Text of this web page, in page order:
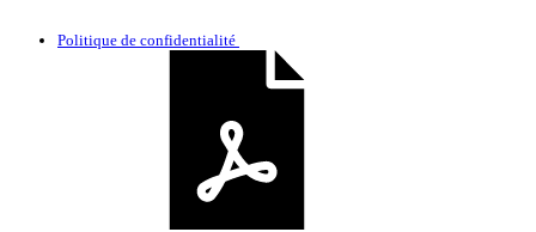
Politique de confidentialité